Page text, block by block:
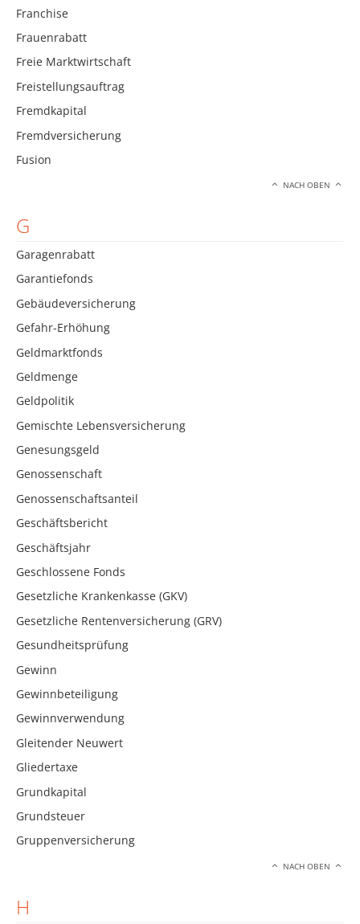
Franchise
Frauenrabatt
Freie Marktwirtschaft
Freistellungsauftrag
Fremdkapital
Fremdversicherung
Fusion
NACH OBEN
G
Garagenrabatt
Garantiefonds
Gebäudeversicherung
Gefahr-Erhöhung
Geldmarktfonds
Geldmenge
Geldpolitik
Gemischte Lebensversicherung
Genesungsgeld
Genossenschaft
Genossenschaftsanteil
Geschäftsbericht
Geschäftsjahr
Geschlossene Fonds
Gesetzliche Krankenkasse (GKV)
Gesetzliche Rentenversicherung (GRV)
Gesundheitsprüfung
Gewinn
Gewinnbeteiligung
Gewinnverwendung
Gleitender Neuwert
Gliedertaxe
Grundkapital
Grundsteuer
Gruppenversicherung
NACH OBEN
H